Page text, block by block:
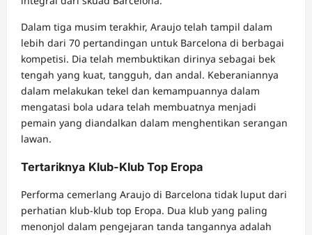
Dalam tiga musim terakhir, Araujo telah tampil dalam
lebih dari 70 pertandingan untuk Barcelona di berbagai
kompetisi. Dia telah membuktikan dirinya sebagai bek
tengah yang kuat, tangguh, dan andal. Keberaniannya
dalam melakukan tekel dan kemampuannya dalam
mengatasi bola udara telah membuatnya menjadi
pemain yang diandalkan dalam menghentikan serangan
lawan.
Tertariknya Klub-Klub Top Eropa
Performa cemerlang Araujo di Barcelona tidak luput dari
perhatian klub-klub top Eropa. Dua klub yang paling
menonjol dalam pengejaran tanda tangannya adalah